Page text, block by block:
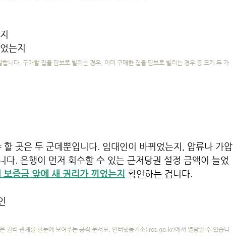
는지
니다. 구매할 집을 담보로 빌리는 경우, 이미 구매한 집을 담보로 빌리는 경우 등 크게 두 가
할 곳은 두 군데뿐입니다. 임대인이 바뀌었는지, 압류나 가압
다. 은행이 먼저 회수할 수 있는 근저당권 설정 금액이 늘었
보증금 앞에 새 권리가 끼었는지 확인하는 겁니다.
권리 관계를 한눈에 보여주는 공적 문서로, 인터넷등기소(iros.go.kr)에서 열람할 수 있습니